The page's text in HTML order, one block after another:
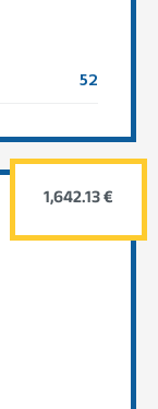
52
1,642.13 €